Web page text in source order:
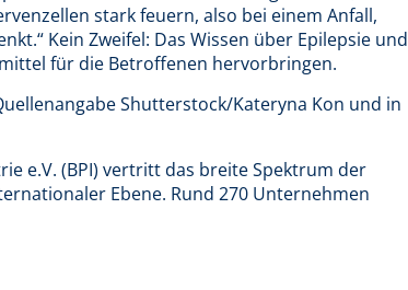
stark feuern, also bei einem Anfall,
Kein Zweifel: Das Wissen über Epilepsie und
für die Betroffenen hervorbringen.
Shutterstock/Kateryna Kon und in
e.V. (BPI) vertritt das breite Spektrum der
Ebene. Rund 270 Unternehmen